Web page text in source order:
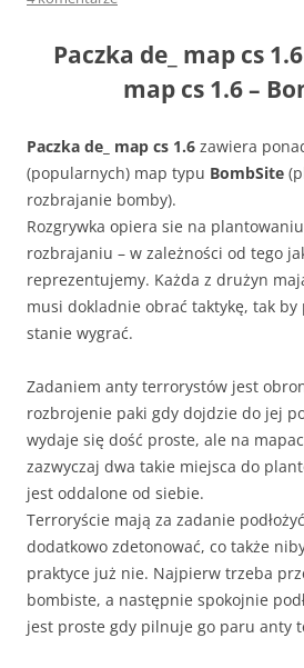
Paczka de_ map cs
map cs 1.6 –
Paczka de_ map cs 1.6 zawiera
(popularnych) map typu BombSite
rozbrajanie bomby).
Rozgrywka opiera sie na
rozbrajaniu – w zależności od tego
reprezentujemy. Każda z drużyn
musi dokladnie obrać taktykę, tak by
stanie wygrać.
Zadaniem anty terrorystów jest
rozbrojenie paki gdy dojdzie do jej
wydaje się dość proste, ale na
zazwyczaj dwa takie miejsca do
jest oddalone od siebie.
Terroryście mają za zadanie
dodatkowo zdetonować, co także
praktyce już nie. Najpierw trzeba
bombiste, a następnie spokojnie
jest proste gdy pilnuje go paru anty